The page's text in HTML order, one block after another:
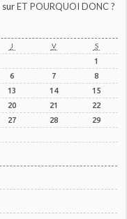
surET POURQUOI DONC ?
J V S
1
6 7
8
13 14
15
20 21
22
27 28
29